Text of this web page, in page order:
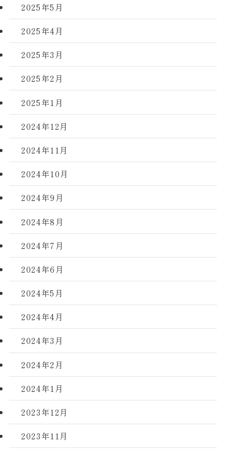
2025年5月
2025年4月
2025年3月
2025年2月
2025年1月
2024年12月
2024年11月
2024年10月
2024年9月
2024年8月
2024年7月
2024年6月
2024年5月
2024年4月
2024年3月
2024年2月
2024年1月
2023年12月
2023年11月